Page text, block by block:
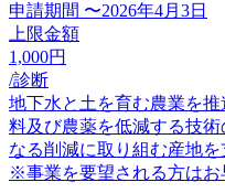
申請期間 〜2026年4月3日
上限金額
1,000円
/診断
地下水と土を育む農業を
料及び農薬を低減する技
なる削減に取り組む産地を
※事業を要望される方はお